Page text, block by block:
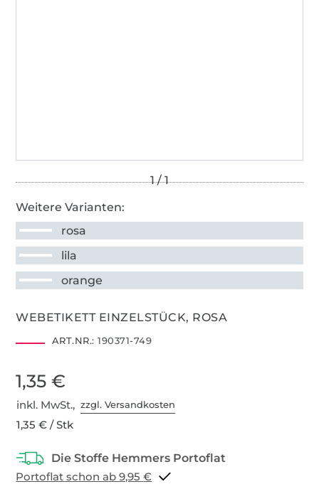
Weitere Varianten:
rosa
lila
orange
WEBETIKETT EINZELSTÜCK, ROSA
ART.NR.: 190371-749
1,35 €
inkl. MwSt.,zzgl. Versandkosten
1,35 € / Stk
Portoflat schon ab 9,95 €